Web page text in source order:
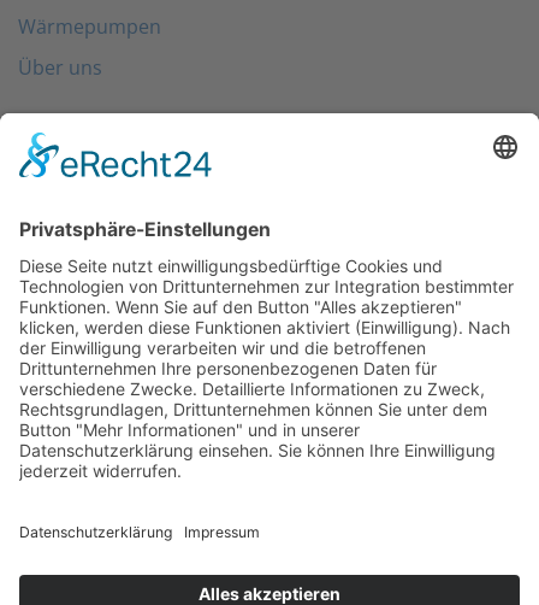
Wärmepumpen
Über uns
Folgen Sie uns
Kontakt
0203 - 3965 710
info@friondo.de
Whatsapp
Mo - Fr von 8 - 17 Uhr
SCHREIBEN SIE UNS